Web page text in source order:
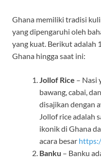
Ghana memiliki tradisi
yang dipengaruhi oleh
yang kuat. Berikut adalah
Ghana hingga saat ini:
Jollof Rice – Nasi
bawang, cabai,
disajikan dengan
Jollof rice adalah
ikonik di Ghana
acara besar
Banku – Banku